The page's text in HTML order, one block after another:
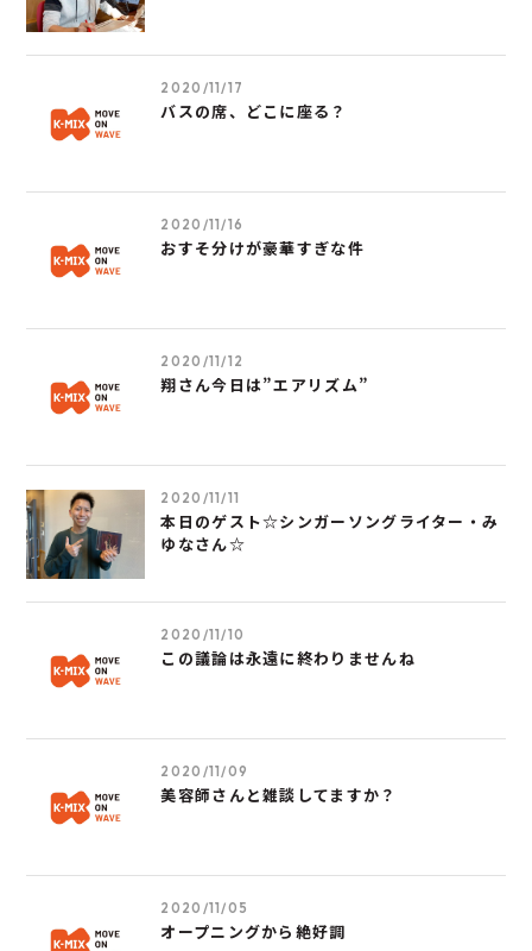
2020/11/17
バスの席、どこに座る？
2020/11/16
おすそ分けが豪華すぎな件
2020/11/12
翔さん今日は”エアリズム”
2020/11/11
本日のゲスト☆シンガーソングライター・み
ゆなさん☆
2020/11/10
この議論は永遠に終わりませんね
2020/11/09
美容師さんと雑談してますか？
2020/11/05
オープニングから絶好調